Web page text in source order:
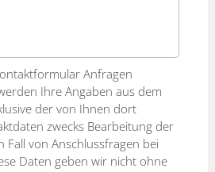
Anfragen
Ihre Angaben aus dem
der von Ihnen dort
zwecks Bearbeitung der
von Anschlussfragen bei
Daten geben wir nicht ohne